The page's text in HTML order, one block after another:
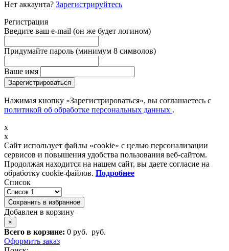
Нет аккаунта? Зарегистрируйтесь
Регистрация
Введите ваш e-mail (он же будет логином)
Придумайте пароль (минимум 8 символов)
Ваше имя
Зарегистрироваться
Нажимая кнопку «Зарегистрироваться», вы соглашаетесь с
политикой об обработке персональных данных .
x
x
Сайт использует файлы «cookie» с целью персонализации
сервисов и повышения удобства пользования веб-сайтом.
Продолжая находится на нашем сайт, вы даете согласие на
обработку cookie-файлов. Подробнее
Список
Сохранить в избранное
Добавлен в корзину
×
Всего в корзине: 0 руб. руб.
Оформить заказ